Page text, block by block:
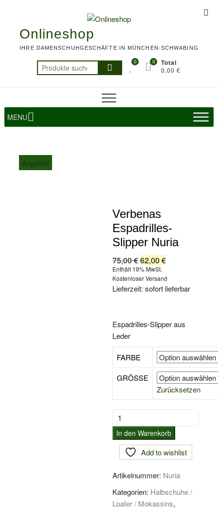
contentOnlineshop
IHRE DAMENSCHUHGESCHÄFTE IN MÜNCHEN-SCHWABING
Suchen
nach:
0 Total
0,00 €
0
MENU
Angebot!
Verbenas
Espadrilles-
Slipper Nuria
75,00€Ursprünglicher
Preis
war:
75,00 €
62,00€Aktueller
Preis
ist:
62,00 €.
Enthält 19% MwSt.
Kostenloser Versand
Lieferzeit: sofort lieferbar
Espadrilles-Slipper aus
Leder
FARBE
GRÖSSE
Zurücksetzen
Verbenas
Espadrilles-
Slipper
Nuria
Menge
In den Warenkorb
Add to wishlist
Artikelnummer: Nuria
Kategorien: Halbschuhe /
Loafer / Mokassins,